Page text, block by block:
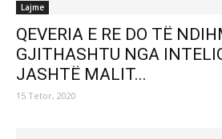
Lajme
QEVERIA E RE DO TË
GJITHASHTU NGA
JASHTË MALIT...
15 Tetor, 2020